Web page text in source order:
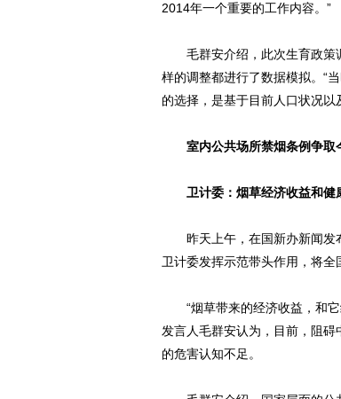
2014年一个重要的工作内容。”
毛群安介绍，此次生育政策
样的调整都进行了数据模拟。“
的选择，是基于目前人口状况
室内公共场所禁烟条例争取
卫计委：烟草经济收益和健
昨天上午，在国新办新闻发
卫计委发挥示范带头作用，将全
“烟草带来的经济收益，和它
发言人毛群安认为，目前，阻
的危害认知不足。